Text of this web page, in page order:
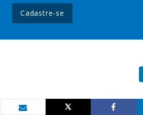
Cadastre-se